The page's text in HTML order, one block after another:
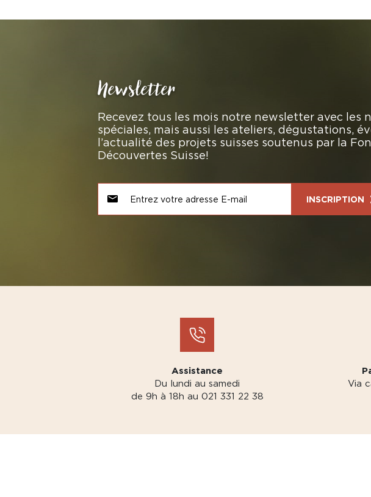
Newsletter
Recevez tous les mois notre newsletter avec les
spéciales, mais aussi les ateliers, dégustations,
l’actualité des projets suisses soutenus par la
Découvertes Suisse!
INSCRIPTION
Assistance
Du lundi au samedi
de 9h à 18h au 021 331 22 38
Via